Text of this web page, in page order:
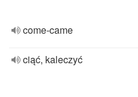
come-came
ciąć, kaleczyć